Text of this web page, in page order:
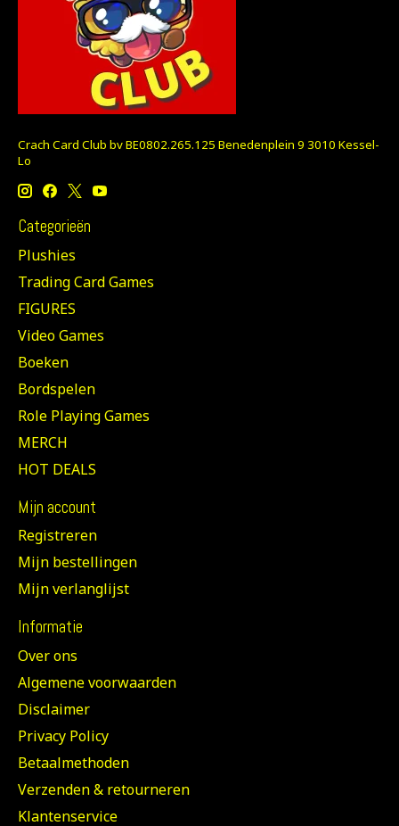
Crach Card Club bv BE0802.265.125 Benedenplein 9 3010 Kessel-
Lo
Categorieën
Plushies
Trading Card Games
FIGURES
Video Games
Boeken
Bordspelen
Role Playing Games
MERCH
HOT DEALS
Mijn account
Registreren
Mijn bestellingen
Mijn verlanglijst
Informatie
Over ons
Algemene voorwaarden
Disclaimer
Privacy Policy
Betaalmethoden
Verzenden & retourneren
Klantenservice